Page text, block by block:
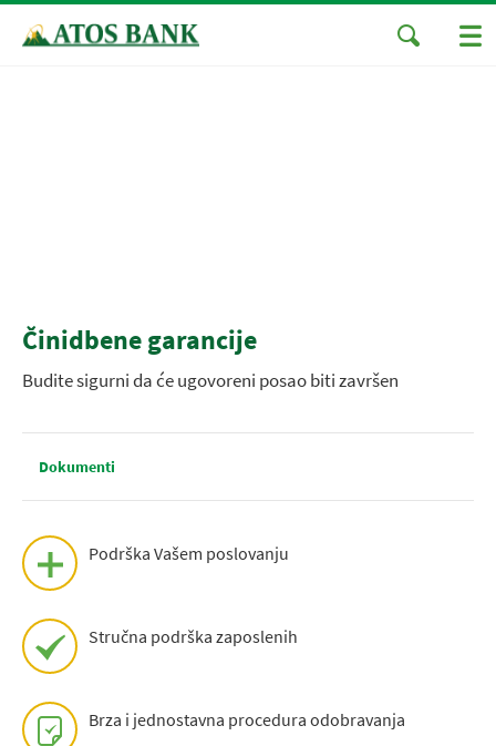
Činidbene garancije
Budite sigurni da će ugovoreni posao biti završen
Dokumenti
Podrška Vašem poslovanju
Stručna podrška zaposlenih
Brza i jednostavna procedura odobravanja